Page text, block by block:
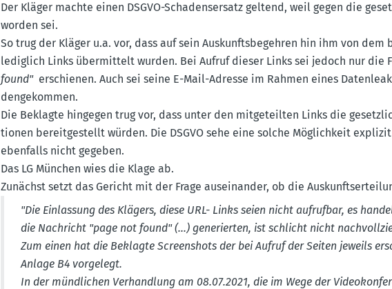
Der Kläger machte einen DSGVO-Schadens­ersatz geltend, weil gegen die
worden sei.
So trug der Kläger u.a. vor, dass auf sein Auskunfts­be­gehren hin ihm von dem
lediglich Links übermittelt wurden. Bei Aufruf dieser Links sei jedoch nur die
found"erschienen. Auch sei seine E-Mail-Adresse im Rahmen eines
den­ge­kommen.
Die Beklagte hingegen trug vor, dass unter den mitge­teilten Links die
tionen bereit­ge­stellt würden. Die DSGVO sehe eine solche Möglichkeit
ebenfalls nicht gegeben.
Das LG München wies die Klage ab.
Zunächst setzt das Gericht mit der Frage ausein­ander, ob die
"Die Einlassung des Klägers, diese URL- Links seien nicht aufrufbar, es
die Nachricht "page not found" (...) generierten, ist schlicht nicht
Zum einen hat die Beklagte Screen­shots der bei Aufruf der Seiten jeweils
Anlage B4 vorgelegt.
In der mündlichen Verhandlung am 08.07.2021, die im Wege der